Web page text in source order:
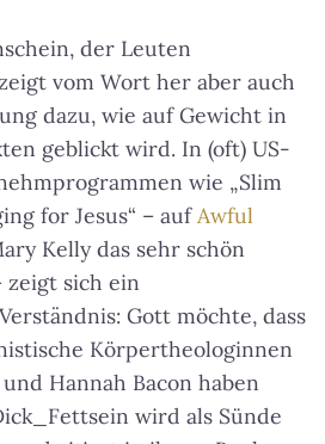
der Leuten
vom Wort her aber auch
dazu, wie auf Gewicht in
geblickt wird. In (oft) US-
wie „Slim
for Jesus“ – aufAwful
Kelly das sehr schön
zeigt sich ein
Gott möchte, dass
Körpertheologinnen
Hannah Bacon haben
wird als Sünde